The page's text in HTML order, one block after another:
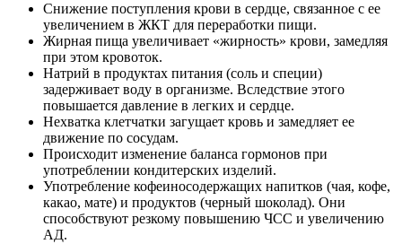
Снижение поступления крови в сердце, связанное с ее
увеличением в ЖКТ для переработки пищи.
Жирная пища увеличивает «жирность» крови, замедляя
при этом кровоток.
Натрий в продуктах питания (соль и специи)
задерживает воду в организме. Вследствие этого
повышается давление в легких и сердце.
Нехватка клетчатки загущает кровь и замедляет ее
движение по сосудам.
Происходит изменение баланса гормонов при
употреблении кондитерских изделий.
Употребление кофеиносодержащих напитков (чая, кофе,
какао, мате) и продуктов (черный шоколад). Они
способствуют резкому повышению ЧСС и увеличению
АД.